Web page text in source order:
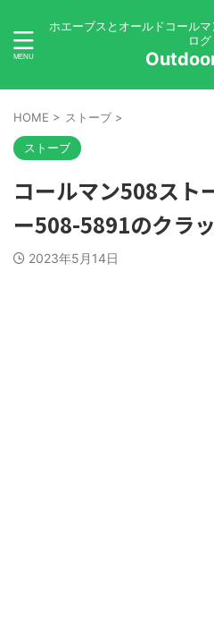
ホエーブスとオールドコール
ログ
HOME > ストーブ >
ストーブ
コールマン508スト
ー508-5891のクラ
2023年5月14日